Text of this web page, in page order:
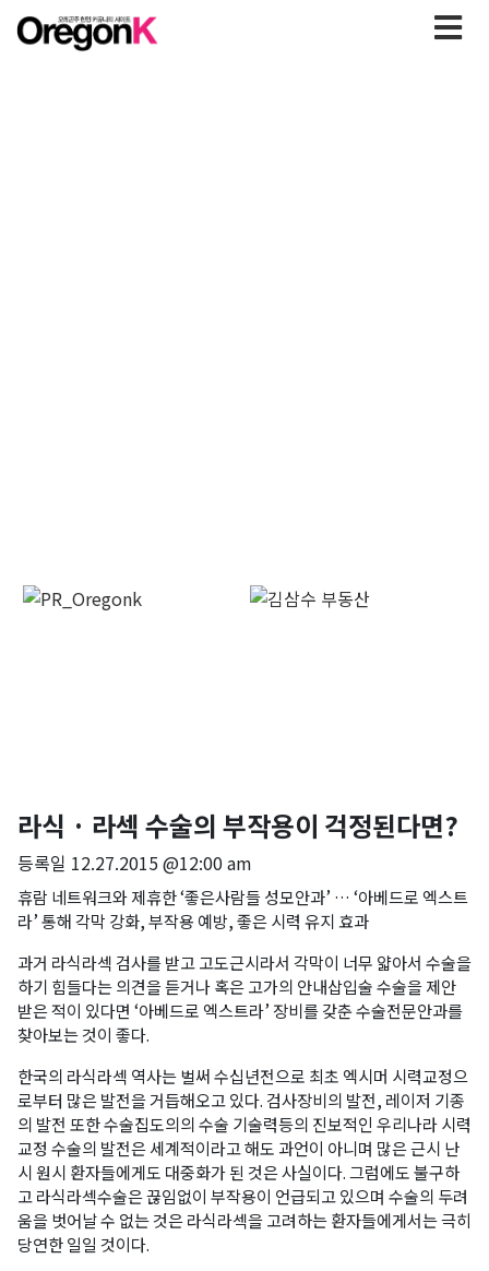
라식 · 라섹 수술의 부작용이 걱정된다면?
등록일 12.27.2015 @12:00 am
휴람 네트워크와 제휴한 ‘좋은사람들 성모안과’ … ‘아베드로 엑스트
라’ 통해 각막 강화, 부작용 예방, 좋은 시력 유지 효과
과거 라식라섹 검사를 받고 고도근시라서 각막이 너무 얇아서 수술을
하기 힘들다는 의견을 듣거나 혹은 고가의 안내삽입술 수술을 제안
받은 적이 있다면 ‘아베드로 엑스트라’ 장비를 갖춘 수술전문안과를
찾아보는 것이 좋다.
한국의 라식라섹 역사는 벌써 수십년전으로 최초 엑시머 시력교정으
로부터 많은 발전을 거듭해오고 있다. 검사장비의 발전, 레이저 기종
의 발전 또한 수술집도의의 수술 기술력등의 진보적인 우리나라 시력
교정 수술의 발전은 세계적이라고 해도 과언이 아니며 많은 근시 난
시 원시 환자들에게도 대중화가 된 것은 사실이다. 그럼에도 불구하
고 라식라섹수술은 끊임없이 부작용이 언급되고 있으며 수술의 두려
움을 벗어날 수 없는 것은 라식라섹을 고려하는 환자들에게서는 극히
당연한 일일 것이다.